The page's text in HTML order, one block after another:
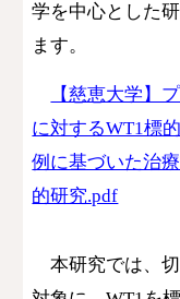
学を中心とした
ます。
【慈恵大学】
に対するWT1標
例に基づいた治
的研究.pdf
本研究では、